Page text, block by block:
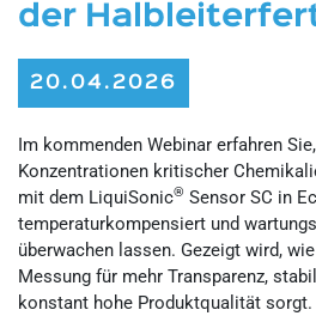
der
20.04.2026
Im kommenden Webinar erfahren
Konzentrationen kritischer
mit dem LiquiSonic® Sensor SC in
temperaturkompensiert und
überwachen lassen. Gezeigt wird,
Messung für mehr Transparenz,
konstant hohe Produktqualität